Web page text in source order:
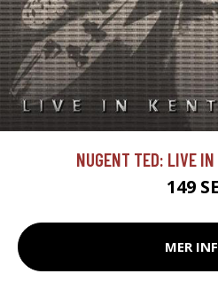
NUGENT TED: LIVE
149
MER